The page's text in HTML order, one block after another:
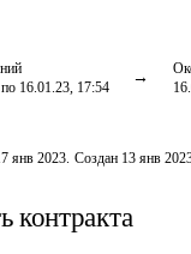
16.01.23, 17:54
янв 2023. Создан 13 янв
контракта